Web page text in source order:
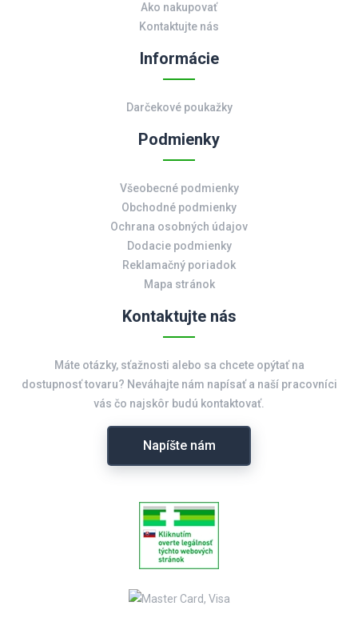
Ako nakupovať
Kontaktujte nás
Informácie
Darčekové poukažky
Podmienky
Všeobecné podmienky
Obchodné podmienky
Ochrana osobných údajov
Dodacie podmienky
Reklamačný poriadok
Mapa stránok
Kontaktujte nás
Máte otázky, sťažnosti alebo sa chcete opýtať na
dostupnosť tovaru? Neváhajte nám napísať a naší pracovníci
vás čo najskôr budú kontaktovať.
Napíšte nám